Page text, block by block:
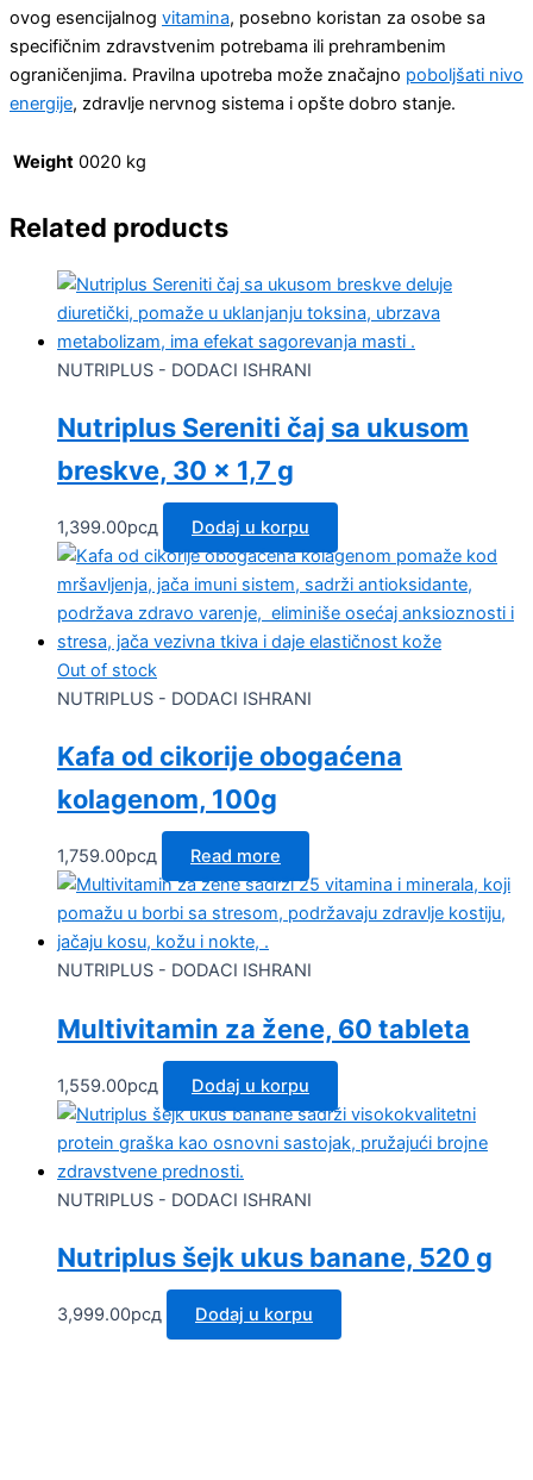
ovog esencijalnog vitamina, posebno koristan za osobe sa
specifičnim zdravstvenim potrebama ili prehrambenim
ograničenjima. Pravilna upotreba može značajno poboljšati nivo
energije, zdravlje nervnog sistema i opšte dobro stanje.
Weight 0020 kg
Related products
NUTRIPLUS - DODACI ISHRANI
Nutriplus Sereniti čaj sa ukusom
breskve, 30 x 1,7 g
1,399.00рсд Dodaj u korpu
Out of stock
NUTRIPLUS - DODACI ISHRANI
Kafa od cikorije obogaćena
kolagenom, 100g
1,759.00рсд Read more
NUTRIPLUS - DODACI ISHRANI
Multivitamin za žene, 60 tableta
1,559.00рсд Dodaj u korpu
NUTRIPLUS - DODACI ISHRANI
Nutriplus šejk ukus banane, 520 g
3,999.00рсд Dodaj u korpu